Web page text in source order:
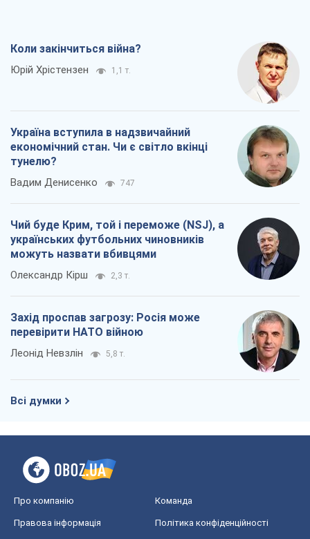
Коли закінчиться війна?
Юрій Хрістензен 1,1 т.
Україна вступила в надзвичайний
економічний стан. Чи є світло вкінці
тунелю?
Вадим Денисенко 747
Чий буде Крим, той і переможе (NSJ), а
українських футбольних чиновників
можуть назвати вбивцями
Олександр Кірш 2,3 т.
Захід проспав загрозу: Росія може
перевірити НАТО війною
Леонід Невзлін 5,8 т.
Всі думки
Про компанію Команда
Правова інформація Політика конфіденційності